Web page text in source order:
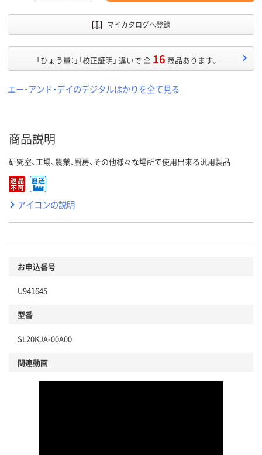
マイカタログへ登録
「ひょう量：」「校正証明」 違いで 全 16 商品あります。
エー・アンド・デイのデジタルはかりを全て見る
商品説明
研究室、工場、農業、厨房、その他様々な場所で使用出来る汎用製品
アイコンの説明
お申込番号
U941645
型番
SL20KJA-00A00
関連動画